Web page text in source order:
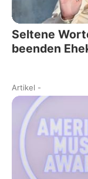
Seltene
beenden
Artikel -